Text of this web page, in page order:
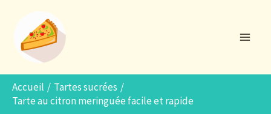
contenu
Accueil
Tartes sucrées
Tarte au citron meringuée facile et rapide